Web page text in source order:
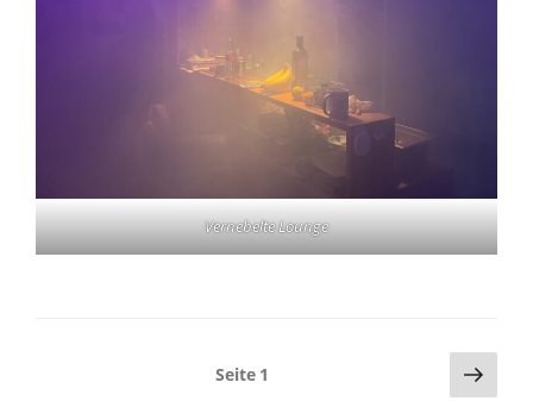
Vernebelte Lounge
Seitennummerierung
Seite 1